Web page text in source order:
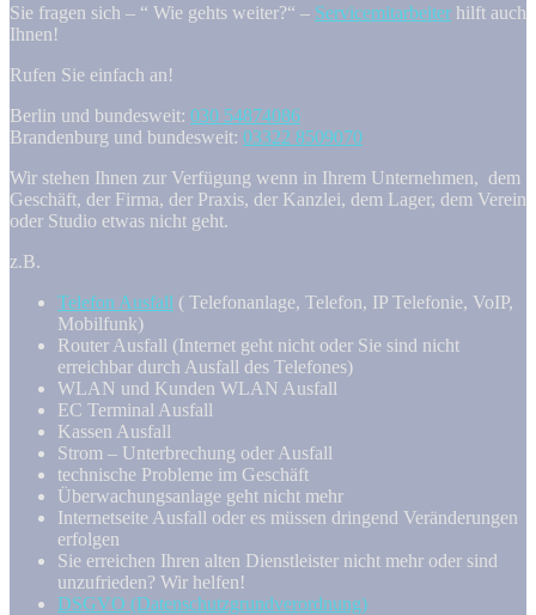
Sie fragen sich – “ Wie gehts weiter?“ – Servicemitarbeiter hilft auch
Ihnen!
Rufen Sie einfach an!
Berlin und bundesweit: 030 54874086
Brandenburg und bundesweit: 03322 8509070
Wir stehen Ihnen zur Verfügung wenn in Ihrem Unternehmen, dem
Geschäft, der Firma, der Praxis, der Kanzlei, dem Lager, dem Verein
oder Studio etwas nicht geht.
z.B.
Telefon Ausfall ( Telefonanlage, Telefon, IP Telefonie, VoIP,
Mobilfunk)
Router Ausfall (Internet geht nicht oder Sie sind nicht
erreichbar durch Ausfall des Telefones)
WLAN und Kunden WLAN Ausfall
EC Terminal Ausfall
Kassen Ausfall
Strom – Unterbrechung oder Ausfall
technische Probleme im Geschäft
Überwachungsanlage geht nicht mehr
Internetseite Ausfall oder es müssen dringend Veränderungen
erfolgen
Sie erreichen Ihren alten Dienstleister nicht mehr oder sind
unzufrieden? Wir helfen!
DSGVO (Datenschutzgrundverordnung)